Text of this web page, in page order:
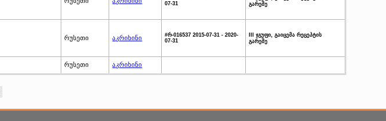
07-31
გარეშე
რუსეთი აკრიხინი
#რ-016537 2015-07-31 - 2020-
07-31
III ჯგუფი, გაიცემა რეცეპტის
გარეშე
რუსეთი აკრიხინი